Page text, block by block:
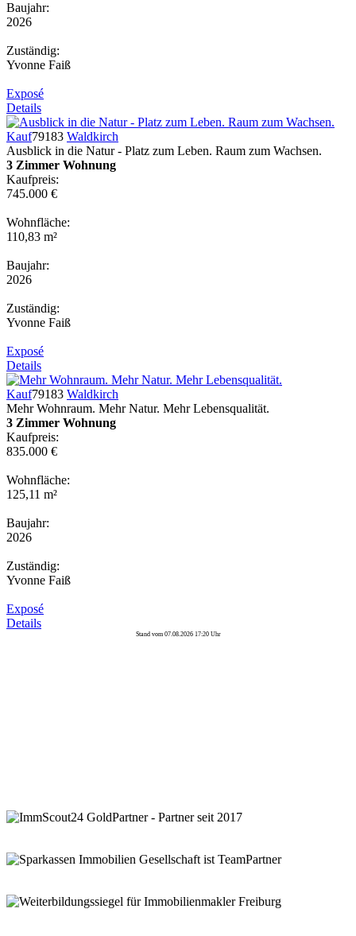
Baujahr:
2026
Zuständig:
Yvonne Faiß
Exposé
Details
Kauf79183 Waldkirch
Ausblick in die Natur - Platz zum Leben. Raum zum Wachsen.
3 Zimmer Wohnung
Kaufpreis:
745.000 €
Wohnfläche:
110,83 m²
Baujahr:
2026
Zuständig:
Yvonne Faiß
Exposé
Details
Kauf79183 Waldkirch
Mehr Wohnraum. Mehr Natur. Mehr Lebensqualität.
3 Zimmer Wohnung
Kaufpreis:
835.000 €
Wohnfläche:
125,11 m²
Baujahr:
2026
Zuständig:
Yvonne Faiß
Exposé
Details
Stand vom 07.08.2026 17:20 Uhr